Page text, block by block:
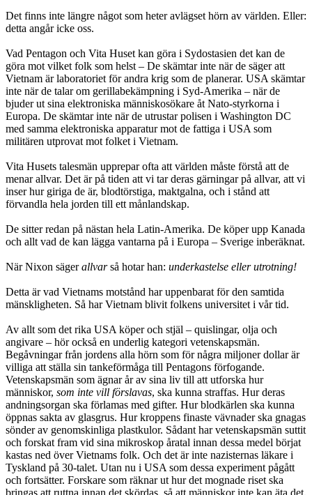
Det finns inte längre något som heter avlägset hörn av världen. Eller:
detta angår icke oss.
Vad Pentagon och Vita Huset kan göra i Sydostasien det kan de
göra mot vilket folk som helst – De skämtar inte när de säger att
Vietnam är laboratoriet för andra krig som de planerar. USA skämtar
inte när de talar om gerillabekämpning i Syd-Amerika – när de
bjuder ut sina elektroniska människosökare åt Nato-styrkorna i
Europa. De skämtar inte när de utrustar polisen i Washington DC
med samma elektroniska apparatur mot de fattiga i USA som
militären utprovat mot folket i Vietnam.
Vita Husets talesmän upprepar ofta att världen måste förstå att de
menar allvar. Det är på tiden att vi tar deras gärningar på allvar, att vi
inser hur giriga de är, blodtörstiga, maktgalna, och i stånd att
förvandla hela jorden till ett månlandskap.
De sitter redan på nästan hela Latin-Amerika. De köper upp Kanada
och allt vad de kan lägga vantarna på i Europa – Sverige inberäknat.
När Nixon sägerallvarså hotar han: underkastelse eller utrotning!
Detta är vad Vietnams motstånd har uppenbarat för den samtida
mänskligheten. Så har Vietnam blivit folkens universitet i vår tid.
Av allt som det rika USA köper och stjäl – quislingar, olja och
angivare – hör också en underlig kategori vetenskapsmän.
Begåvningar från jordens alla hörn som för några miljoner dollar är
villiga att ställa sin tankeförmåga till Pentagons förfogande.
Vetenskapsmän som ägnar år av sina liv till att utforska hur
människor, som inte vill förslavas, ska kunna straffas. Hur deras
andningsorgan ska förlamas med gifter. Hur blodkärlen ska kunna
öppnas sakta av glasgrus. Hur kroppens finaste vävnader ska gnagas
sönder av genomskinliga plastkulor. Sådant har vetenskapsmän suttit
och forskat fram vid sina mikroskop åratal innan dessa medel börjat
kastas ned över Vietnams folk. Och det är inte nazisternas läkare i
Tyskland på 30-talet. Utan nu i USA som dessa experiment pågått
och fortsätter. Forskare som räknar ut hur det mognade riset ska